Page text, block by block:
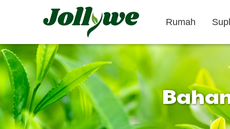
Rumah
Tablet/Pil Kapsul